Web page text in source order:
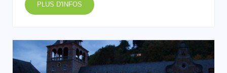
PLUS D'INFOS